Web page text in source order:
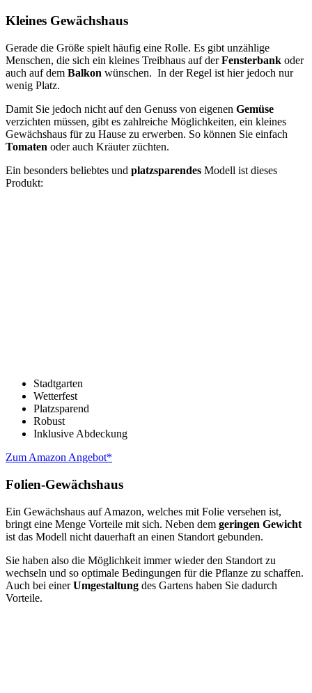
Kleines Gewächshaus
Gerade die Größe spielt häufig eine Rolle. Es gibt unzählige
Menschen, die sich ein kleines Treibhaus auf derFensterbank oder
auch auf dem Balkon wünschen. In der Regel ist hier jedoch nur
wenig Platz.
Damit Sie jedoch nicht auf den Genuss von eigenen Gemüse
verzichten müssen, gibt es zahlreiche Möglichkeiten, ein kleines
Gewächshaus für zu Hause zu erwerben. So können Sie einfach
Tomaten oder auch Kräuter züchten.
Ein besonders beliebtes und platzsparendes Modell ist dieses
Produkt:
Stadtgarten
Wetterfest
Platzsparend
Robust
Inklusive Abdeckung
Zum Amazon Angebot*
Folien-Gewächshaus
Ein Gewächshaus auf Amazon, welches mit Folie versehen ist,
bringt eine Menge Vorteile mit sich. Neben dem geringen Gewicht
ist das Modell nicht dauerhaft an einen Standort gebunden.
Sie haben also die Möglichkeit immer wieder den Standort zu
wechseln und so optimale Bedingungen für die Pflanze zu schaffen.
Auch bei einerUmgestaltung des Gartens haben Sie dadurch
Vorteile.